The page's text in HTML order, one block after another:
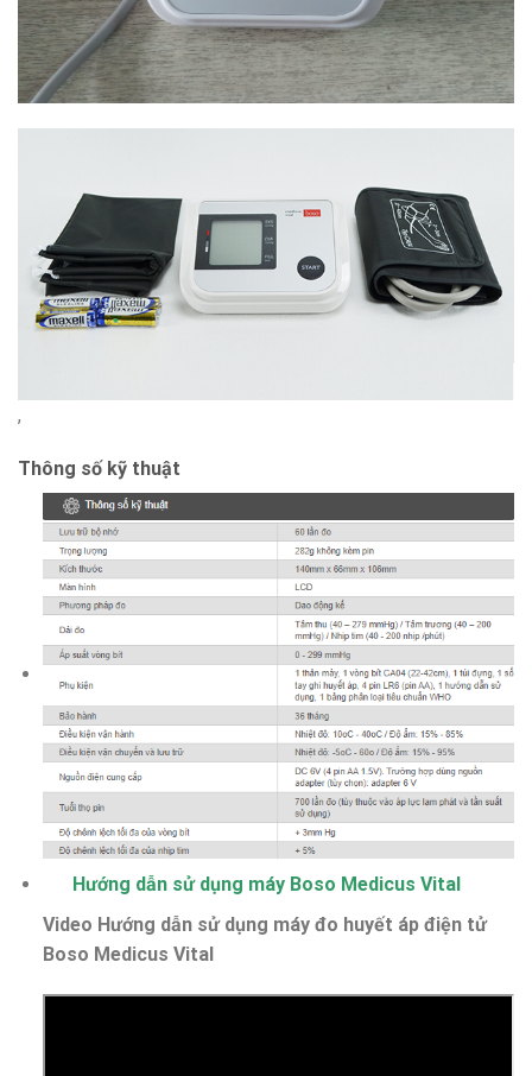
,
Thông số kỹ thuật
Hướng dẫn sử dụng máy Boso Medicus Vital
Video Hướng dẫn sử dụng máy đo huyết áp điện tử
Boso Medicus Vital